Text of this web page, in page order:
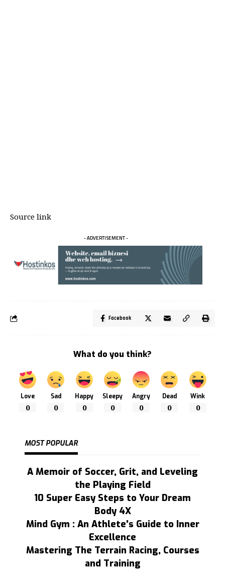
Source link
- ADVERTISEMENT -
Facebook
What do you think?
Love
0
Sad
0
Happy
0
Sleepy
0
Angry
0
Dead
0
Wink
0
MOST POPULAR
A Memoir of Soccer, Grit, and Leveling
the Playing Field
10 Super Easy Steps to Your Dream
Body 4X
Mind Gym : An Athlete's Guide to Inner
Excellence
Mastering The Terrain Racing, Courses
and Training